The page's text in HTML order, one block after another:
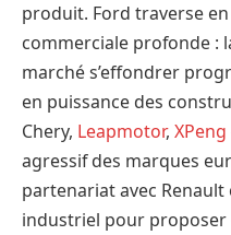
produit. Ford traverse
commerciale profonde :
marché s’effondrer
en puissance des
Chery, Leapmotor, XPeng
agressif des marques
partenariat avec
industriel pour proposer